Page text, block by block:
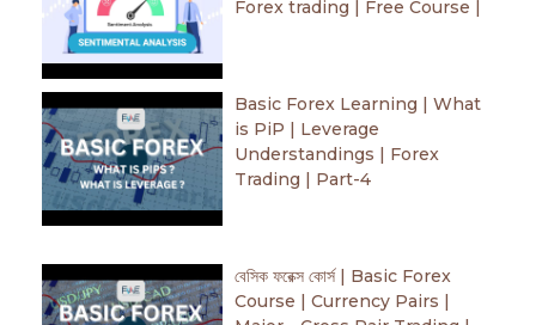
Forex trading | Free Course |
Basic Forex Learning | What
is PiP | Leverage
Understandings | Forex
Trading | Part-4
বেসিক ফরেক্স কোর্স | Basic Forex
Course | Currency Pairs |